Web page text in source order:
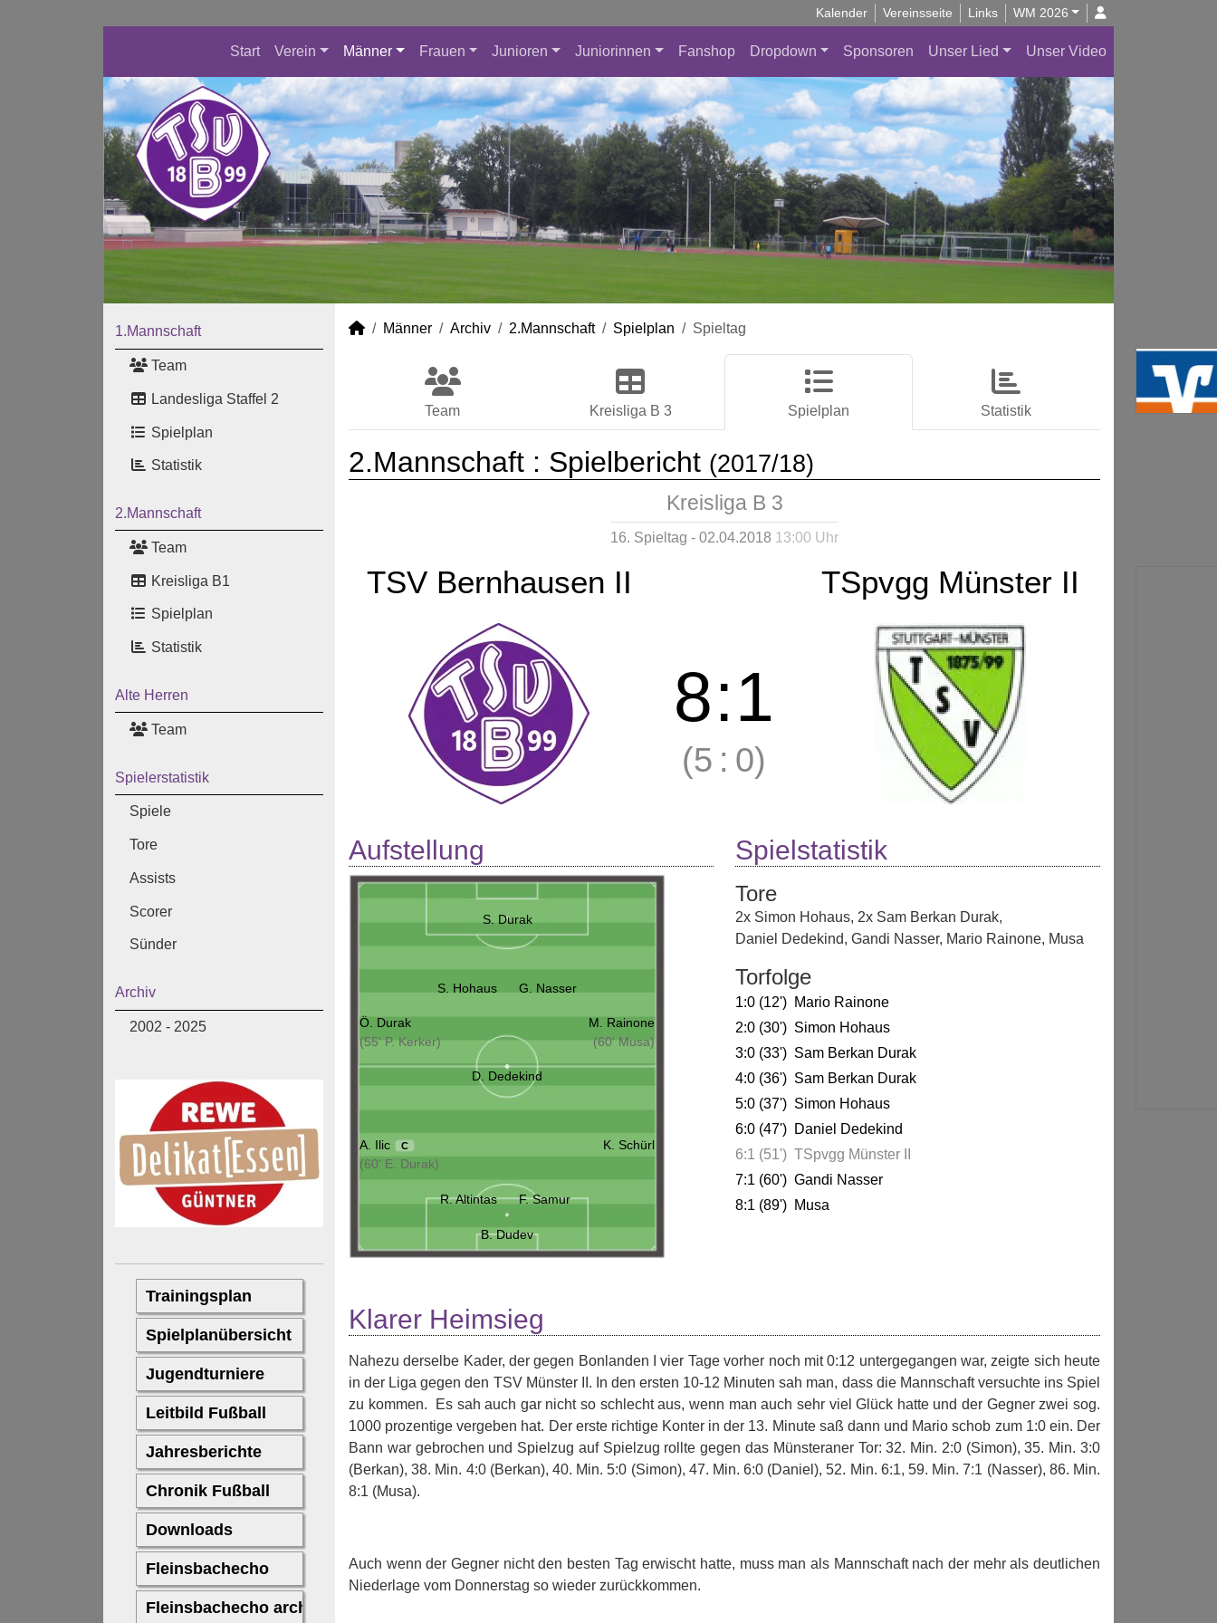
Kalender Vereinsseite Links WM 2026
Start Verein Männer Frauen Junioren Juniorinnen Fanshop Dropdown Sponsoren Unser Lied Unser Video
1.Mannschaft
Team
Landesliga Staffel 2
Spielplan
Statistik
2.Mannschaft
Team
Kreisliga B1
Spielplan
Statistik
Alte Herren
Team
Spielerstatistik
Spiele
Tore
Assists
Scorer
Sünder
Archiv
2002 - 2025
Männer Archiv 2.Mannschaft Spielplan Spieltag
Team Kreisliga B 3 Spielplan Statistik
2.Mannschaft : Spielbericht (2017/18)
Kreisliga B 3
16. Spieltag - 02.04.2018 13:00 Uhr
TSV Bernhausen II TSpvgg Münster II
8:1
(5 : 0)
Aufstellung
S. Durak
S. Hohaus G. Nasser
Ö. Durak
(55' P. Kerker)
M. Rainone
(60' Musa)
D. Dedekind
A. Ilic C
(60' E. Durak)
K. Schürl
R. Altintas F. Samur
B. Dudev
Spielstatistik
Tore
2x Simon Hohaus, 2x Sam Berkan Durak,
Daniel Dedekind, Gandi Nasser, Mario Rainone, Musa
Torfolge
1:0 (12') Mario Rainone
2:0 (30') Simon Hohaus
3:0 (33') Sam Berkan Durak
4:0 (36') Sam Berkan Durak
5:0 (37') Simon Hohaus
6:0 (47') Daniel Dedekind
6:1 (51') TSpvgg Münster II
7:1 (60') Gandi Nasser
8:1 (89') Musa
Klarer Heimsieg
Nahezu derselbe Kader, der gegen Bonlanden I vier Tage vorher noch mit 0:12 untergegangen war, zeigte sich heute
in der Liga gegen den TSV Münster II. In den ersten 10-12 Minuten sah man, dass die Mannschaft versuchte ins Spiel
zu kommen. Es sah auch gar nicht so schlecht aus, wenn man auch sehr viel Glück hatte und der Gegner zwei sog.
1000 prozentige vergeben hat. Der erste richtige Konter in der 13. Minute saß dann und Mario schob zum 1:0 ein. Der
Bann war gebrochen und Spielzug auf Spielzug rollte gegen das Münsteraner Tor: 32. Min. 2:0 (Simon), 35. Min. 3:0
(Berkan), 38. Min. 4:0 (Berkan), 40. Min. 5:0 (Simon), 47. Min. 6:0 (Daniel), 52. Min. 6:1, 59. Min. 7:1 (Nasser), 86. Min.
8:1 (Musa).
Auch wenn der Gegner nicht den besten Tag erwischt hatte, muss man als Mannschaft nach der mehr als deutlichen
Niederlage vom Donnerstag so wieder zurückkommen.